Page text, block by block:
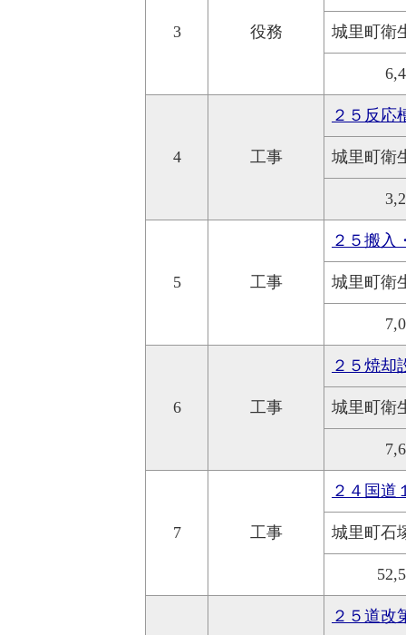
3 役務 城里町衛
4 工事
２５反応
城里町衛
5 工事
２５搬入
城里町衛
6 工事
２５焼却
城里町衛
7 工事
２４国道
城里町石
２５道